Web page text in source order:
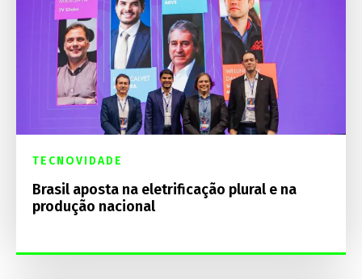
TECNOVIDADE
Brasil aposta na eletrificação plural e na
produção nacional